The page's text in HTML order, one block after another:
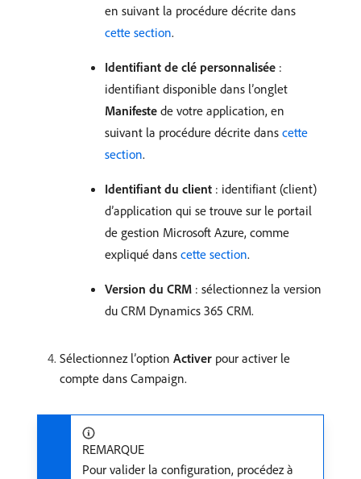
en suivant la procédure décrite dans
cette section.
Identifiant de clé personnalisée :
identifiant disponible dans l’onglet
Manifeste de votre application, en
suivant la procédure décrite dans cette
section.
Identifiant du client : identifiant (client)
d’application qui se trouve sur le portail
de gestion Microsoft Azure, comme
expliqué dans cette section.
Version du CRM : sélectionnez la version
du CRM Dynamics 365 CRM.
Sélectionnez l’option Activer pour activer le
compte dans Campaign.
REMARQUE
Pour valider la configuration, procédez à